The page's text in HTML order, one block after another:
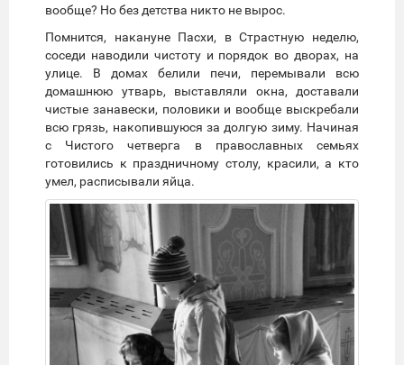
вообще? Но без детства никто не вырос.
Помнится, накануне Пасхи, в Страстную неделю,
соседи наводили чистоту и порядок во дворах, на
улице. В домах белили печи, перемывали всю
домашнюю утварь, выставляли окна, доставали
чистые занавески, половики и вообще выскребали
всю грязь, накопившуюся за долгую зиму. Начиная
с Чистого четверга в православных семьях
готовились к праздничному столу, красили, а кто
умел, расписывали яйца.